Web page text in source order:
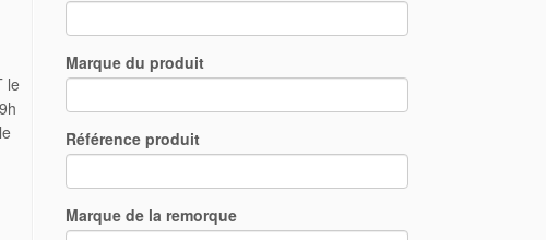
le
Marque du produit
Référence produit
Marque de la remorque